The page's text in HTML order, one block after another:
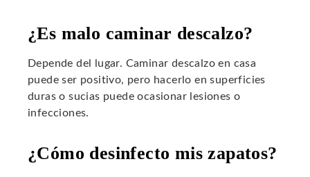
¿Es malo caminar descalzo?
Depende del lugar. Caminar descalzo en casa
puede ser positivo, pero hacerlo en superficies
duras o sucias puede ocasionar lesiones o
infecciones.
¿Cómo desinfecto mis zapatos?